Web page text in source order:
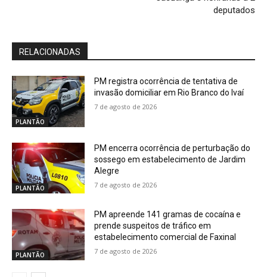
deputados
RELACIONADAS
PLANTÃO
PM registra ocorrência de tentativa de
invasão domiciliar em Rio Branco do Ivaí
7 de agosto de 2026
PLANTÃO
PM encerra ocorrência de perturbação do
sossego em estabelecimento de Jardim
Alegre
7 de agosto de 2026
PLANTÃO
PM apreende 141 gramas de cocaína e
prende suspeitos de tráfico em
estabelecimento comercial de Faxinal
7 de agosto de 2026